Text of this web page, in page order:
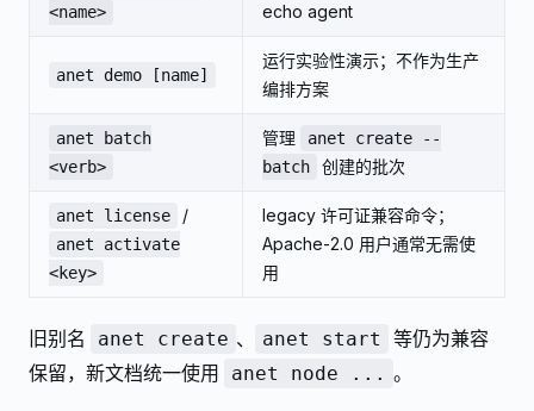
<name>
echo agent
anet demo [name]
运行实验性演示；不作为生产
编排方案
anet batch
<verb>
管理
anet create --
batch
创建的批次
anet license /
anet activate
<key>
legacy 许可证兼容命令；
Apache-2.0 用户通常无需使
用
旧别名 anet create 、 anet start
等仍为兼容
保留，新文档统一使用
anet node ... 。